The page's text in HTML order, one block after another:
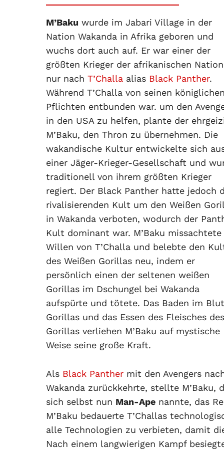
M’Baku wurde im Jabari Village in der
Nation Wakanda in Afrika geboren und
wuchs dort auch auf. Er war einer der
größten Krieger der afrikanischen
nur nach T’Challa alias Black Panther.
Während T’Challa von seinen
Pflichten entbunden war. um den
in den USA zu helfen, plante der
M’Baku, den Thron zu übernehmen. Die
wakandische Kultur entwickelte sich
einer Jäger-Krieger-Gesellschaft und
traditionell von ihrem größten Krieger
regiert. Der Black Panther hatte jedoch
rivalisierenden Kult um den Weißen
in Wakanda verboten, wodurch der
Kult dominant war. M’Baku missachtete
Willen von T’Challa und belebte den
des Weißen Gorillas neu, indem er
persönlich einen der seltenen weißen
Gorillas im Dschungel bei Wakanda
aufspürte und tötete. Das Baden im
Gorillas und das Essen des Fleisches des
Gorillas verliehen M’Baku auf mystische
Weise seine große Kraft.
Als Black Panther mit den Avengers
Wakanda zurückkehrte, stellte M’Baku,
sich selbst nun Man-Ape nannte, das
M’Baku bedauerte T’Challas
alle Technologien zu verbieten, damit
Nach einem langwierigen Kampf